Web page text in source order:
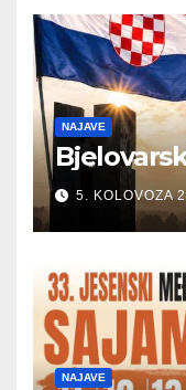
NAJAVE
5. KOLOVOZA
NAJAVE